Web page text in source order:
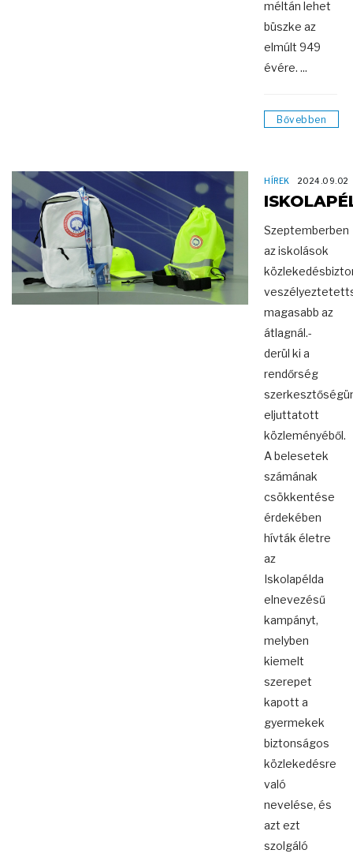
méltán lehet
büszke az
elmúlt 949
évére. ...
Bővebben
HÍREK 2024.09.02
Szeptemberben
az iskolások
magasabb az
átlagnál.-
derül ki a
rendőrség
eljuttatott
közleményéből.
A belesetek
számának
csökkentése
érdekében
hívták életre
az
Iskolapélda
elnevezésű
kampányt,
melyben
kiemelt
szerepet
kapott a
gyermekek
biztonságos
közlekedésre
való
nevelése, és
azt ezt
szolgáló